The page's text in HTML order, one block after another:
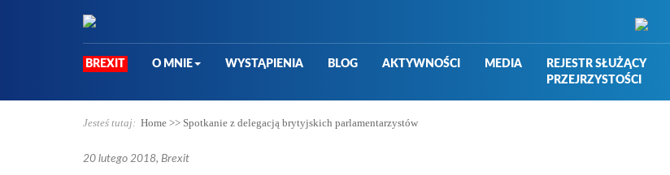
BREXIT O MNIE WYSTĄPIENIA BLOG AKTYWNOŚCI MEDIA
REJESTR SŁUŻĄCY
PRZEJRZYSTOŚCI
Jesteś tutaj: Home >> Spotkanie z delegacją brytyjskich parlamentarzystów
20 lutego 2018, Brexit